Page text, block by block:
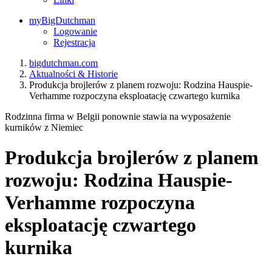
myBigDutchman
Logowanie
Rejestracja
bigdutchman.com
Aktualności & Historie
Produkcja brojlerów z planem rozwoju: Rodzina Hauspie-
Verhamme rozpoczyna eksploatację czwartego kurnika
Rodzinna firma w Belgii ponownie stawia na wyposażenie
kurników z Niemiec
Produkcja brojlerów z planem
rozwoju: Rodzina Hauspie-
Verhamme rozpoczyna
eksploatację czwartego
kurnika